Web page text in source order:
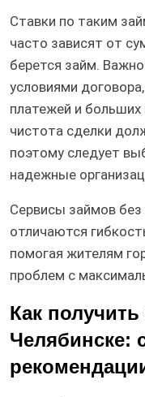
Ставки по таким
часто зависят от
берется займ.
условиями
платежей и
чистота сделки
поэтому следует
надежные
Сервисы займов без
отличаются
помогая жителям
проблем с
Как получить
Челябинске: